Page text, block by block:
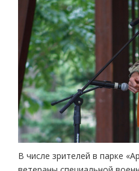
В числе зрителей в парке